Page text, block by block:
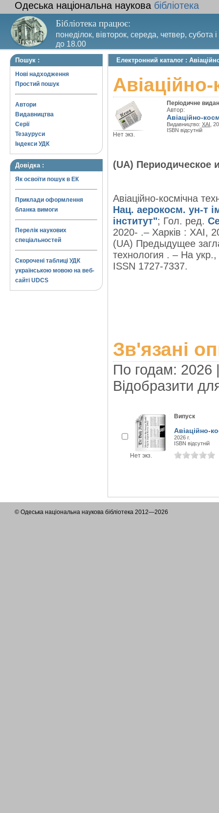
Одеська національна наукова бібліотека
Бібліотека працює:
понеділок, вівторок, середа, четвер, субота
до 18.00
Вихідний день – п’ятниця. Останній четвер
Пошук :
Нові надходження
Простий пошук
Автори
Видавництва
Серії
Тезауруси
Індекси УДК
Довідка :
Як освоїти пошук в ЕК
Приклади оформлення
бланка вимоги
Перелік наукових
спеціальностей
Скорочені таблиці УДК
українською мовою на веб-
сайті UDCS
Електронний каталог :
Авіаційно-
Нет экз.
Періодичне
Автор:
Авіаційно-
Видавництво: ХАІ ,
ISBN відсутній
(UA) Периодическое
Авіаційно-космічна
Нац. аерокосм. ун-т
інститут"; Гол. ред.
2020- .– Харків : ХАІ,
(UA) Предыдущее
технология . – На
ISSN 1727-7337.
Зв'язані
По годам: 2026
Відобразити
Нет экз.
Випуск
Авіаційно-
2026 г.
ISBN відсутній
© Одеська національна наукова бібліотека 2012—2026